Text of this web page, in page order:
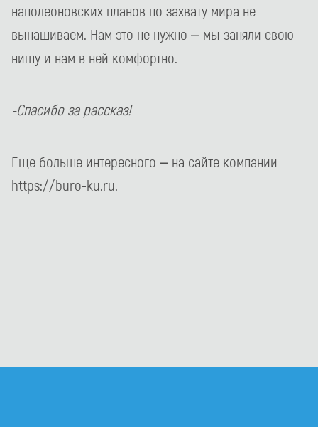
наполеоновских планов по захвату мира не
вынашиваем. Нам это не нужно – мы заняли свою
нишу и нам в ней комфортно.
-Спасибо за рассказ!
Еще больше интересного – на сайте компании
https://buro-ku.ru.